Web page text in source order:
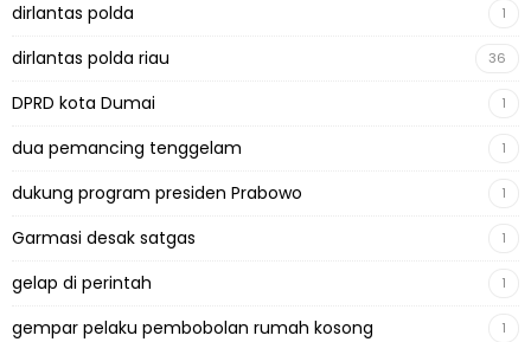
dirlantas polda 1
dirlantas polda riau 36
DPRD kota Dumai 1
dua pemancing tenggelam 1
dukung program presiden Prabowo 1
Garmasi desak satgas 1
gelap di perintah 1
gempar pelaku pembobolan rumah kosong 1